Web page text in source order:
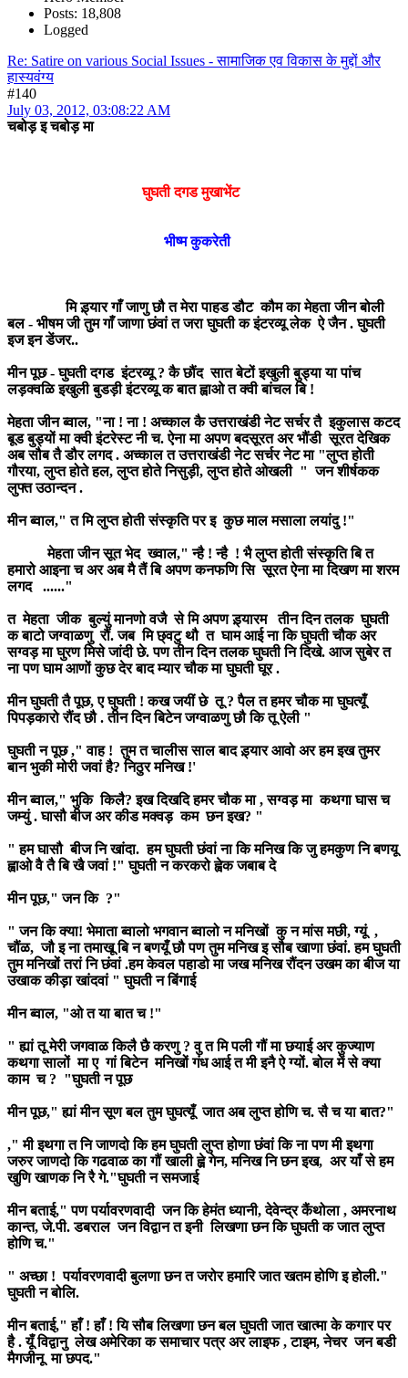
Posts: 18,808
Logged
Re: Satire on various Social Issues - सामाजिक एव विकास के मुद्दों और
हास्यवंग्य
#140
July 03, 2012, 03:08:22 AM
चबोड़ इ चबोड़ मा
घुघती दगड मुखाभेंट
भीष्म कुकरेती
मि ड़्यार गाँ जाणु छौ त मेरा पाहड डौट कौम का मेहता जीन बोली
बल - भीषम जी तुम गाँ जाणा छंवां त जरा घुघती क इंटरव्यू लेक ऐ जैन . घुघती
इज इन डेंजर..
मीन पूछ - घुघती दगड इंटरव्यू ? कै छौंद सात बेटों इखुली बुड्या या पांच
लड़क्वळि इखुली बुडड़ी इंटरव्यू क बात ह्वाओ त क्वी बांचल बि !
मेहता जीन ब्वाल, "ना ! ना ! अच्काल कै उत्तराखंडी नेट सर्चर तै इकुलास कटद
बूड बुड्यों मा क्वी इंटरेस्ट नी च. ऐना मा अपण बदसूरत अर भौंडी सूरत देखिक
अब सौब तै डौर लगद . अच्काल त उत्तराखंडी नेट सर्चर नेट मा "लुप्त होती
गौरया, लुप्त होते हल, लुप्त होते निसुड़ी, लुप्त होते ओखली " जन शीर्षकक
लुफ्त उठान्दन .
मीन ब्वाल," त मि लुप्त होती संस्कृति पर इ कुछ माल मसाला लयांदु !"
मेहता जीन सूत भेद ख्वाल," न्है ! न्है ! भै लुप्त होती संस्कृति बि त
हमारो आइना च अर अब मै तैं बि अपण कनफणि सि सूरत ऐना मा दिखण मा शरम
लगद ......"
त मेहता जीक बुल्युं मानणो वजै से मि अपण ड़्यारम तीन दिन तलक घुघती
क बाटो जग्वाळणु रौं. जब मि छ्वटु थौ त घाम आई ना कि घुघती चौक अर
सग्वड़ मा घुरण मिसे जांदी छे. पण तीन दिन तलक घुघती नि दिखे. आज सुबेर त
ना पण घाम आणों कुछ देर बाद म्यार चौक मा घुघती घूर .
मीन घुघती तै पूछ, ए घुघती ! कख जयीं छे तू ? पैल त हमर चौक मा घुघत्यूँ
पिपड़कारो रौंद छौ . तीन दिन बिटेन जग्वाळणु छौ कि तू ऐली "
घुघती न पूछ ," वाह ! तुम त चालीस साल बाद ड़्यार आवो अर हम इख तुमर
बान भुकी मोरी जवां है? निठुर मनिख !'
मीन ब्वाल," भुकि किलै? इख दिखदि हमर चौक मा , सग्वड़ मा कथगा घास च
जम्युं . घासौ बीज अर कीड मक्वड़ कम छन इख? "
" हम घासौ बीज नि खांदा. हम घुघती छंवां ना कि मनिख कि जु हमकुण नि बणयू
ह्वाओ वै तै बि खै जवां !" घुघती न करकरो ह्वेक जबाब दे
मीन पूछ," जन कि ?"
" जन कि क्या! भेमाता ब्वालो भगवान ब्वालो न मनिखों कु न मांस मछी, ग्यूं ,
चौंळ, जौ इ ना तमाखू बि न बणयूँ छौ पण तुम मनिख इ सौब खाणा छंवां. हम घुघती
तुम मनिखों तरां नि छंवां .हम केवल पहाडो मा जख मनिख रौंदन उखम का बीज या
उखाक कीड़ा खांदवां " घुघती न बिंगाई
मीन ब्वाल, "ओ त या बात च !"
" ह्यां तू मेरी जगवाळ किलै छै करणु ? वु त मि पली गौं मा छयाई अर कुज्याण
कथगा सालों मा ए गां बिटेन मनिखों गंध आई त मी इनै ऐ ग्यों. बोल में से क्या
काम च ? "घुघती न पूछ
मीन पूछ," ह्यां मीन सूण बल तुम घुघत्यूँ जात अब लुप्त होणि च. सै च या बात?"
," मी इथगा त नि जाणदो कि हम घुघती लुप्त होणा छंवां कि ना पण मी इथगा
जरुर जाणदो कि गढवाळ का गौं खाली ह्व़े गेन, मनिख नि छन इख, अर याँ से हम
खुणि खाणक नि रै गे."घुघती न समजाई
मीन बताई," पण पर्यावरणवादी जन कि हेमंत ध्यानी, देवेन्द्र कैंथोला , अमरनाथ
कान्त, जे.पी. डबराल जन विद्वान त इनी लिखणा छन कि घुघती क जात लुप्त
होणि च."
" अच्छा ! पर्यावरणवादी बुलणा छन त जरोर हमारि जात खतम होणि इ होली."
घुघती न बोलि.
मीन बताई," हाँ ! हाँ ! यि सौब लिखणा छन बल घुघती जात खात्मा के कगार पर
है . यूँ विद्वानु लेख अमेरिका क समाचार पत्र अर लाइफ , टाइम, नेचर जन बडी
मैगजीनू मा छपद."